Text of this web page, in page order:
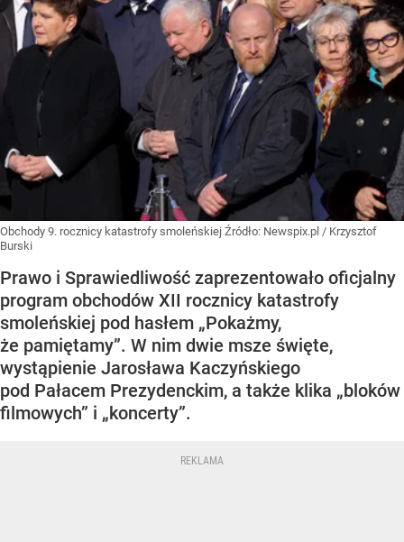
Obchody 9. rocznicy katastrofy smoleńskiej Źródło: Newspix.pl / Krzysztof
Burski
Prawo i Sprawiedliwość zaprezentowało oficjalny
program obchodów XII rocznicy katastrofy
smoleńskiej pod hasłem „Pokażmy,
że pamiętamy”. W nim dwie msze święte,
wystąpienie Jarosława Kaczyńskiego
pod Pałacem Prezydenckim, a także klika „bloków
filmowych” i „koncerty”.